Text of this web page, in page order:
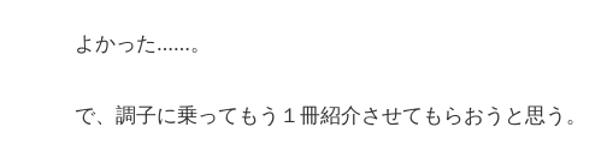
よかった……。
で、調子に乗ってもう１冊紹介させてもらおうと思う。